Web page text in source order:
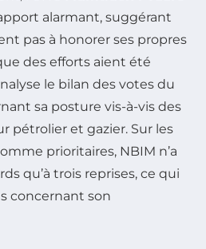
alarmant, suggérant
pas à honorer ses propres
des efforts aient été
le bilan des votes du
sa posture vis-à-vis des
pétrolier et gazier. Sur les
prioritaires, NBIM n’a
qu’à trois reprises, ce qui
concernant son